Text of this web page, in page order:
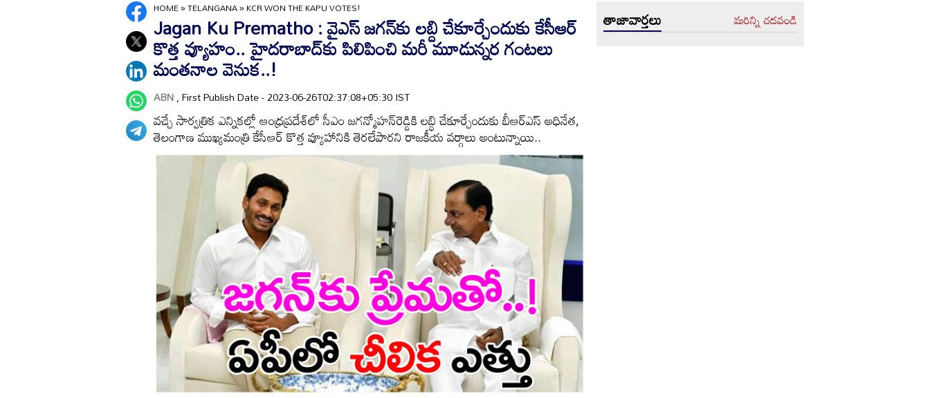
HOME»TELANGANA»KCR WON THE KAPU VOTES!
Jagan Ku Prematho : వైఎస్ జగన్‌కు లబ్ది చేకూర్చేందుకు కేసీఆర్
కొత్త వ్యూహం.. హైదరాబాద్‌కు పిలిపించి మరీ మూడున్నర గంటలు
మంతనాల వెనుక..!
ABN, First Publish Date - 2023-06-26T02:37:08+05:30 IST
వచ్చే సార్వత్రిక ఎన్నికల్లో ఆంధ్రప్రదేశ్‌లో సీఎం జగన్మోహన్‌రెడ్డికి లబ్ధి చేకూర్చేందుకు బీఆర్‌ఎస్‌ అధినేత,
తెలంగాణ ముఖ్యమంత్రి కేసీఆర్‌ కొత్త వ్యూహానికి తెరలేపారని రాజకీయ వర్గాలు అంటున్నాయి..
తాజావార్తలు మరిన్ని చదవండి